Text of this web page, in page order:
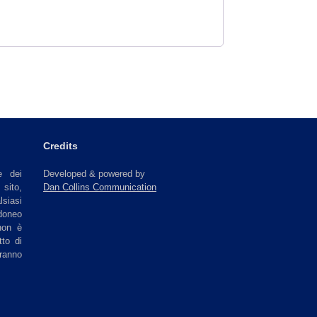
dei
è
di
Credits
Developed & powered by
Dan Collins Communication